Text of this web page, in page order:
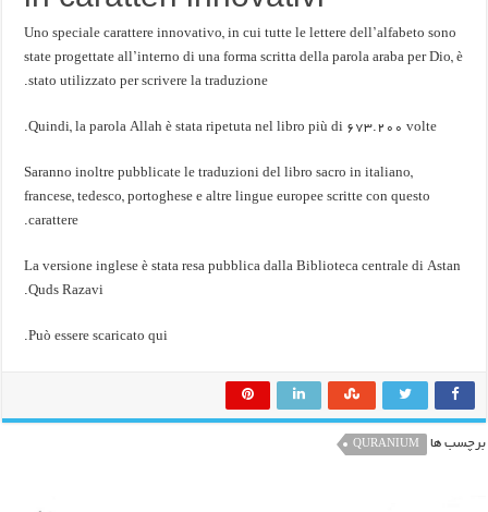
Uno speciale carattere innovativo, in cui tutte le lettere dell’alfabeto sono
state progettate all’interno di una forma scritta della parola araba per Dio, è
stato utilizzato per scrivere la traduzione.
Quindi, la parola Allah è stata ripetuta nel libro più di 673.200 volte.
Saranno inoltre pubblicate le traduzioni del libro sacro in italiano,
francese, tedesco, portoghese e altre lingue europee scritte con questo
carattere.
La versione inglese è stata resa pubblica dalla Biblioteca centrale di Astan
Quds Razavi.
Può essere scaricato qui.
برچسب ها QURANIUM